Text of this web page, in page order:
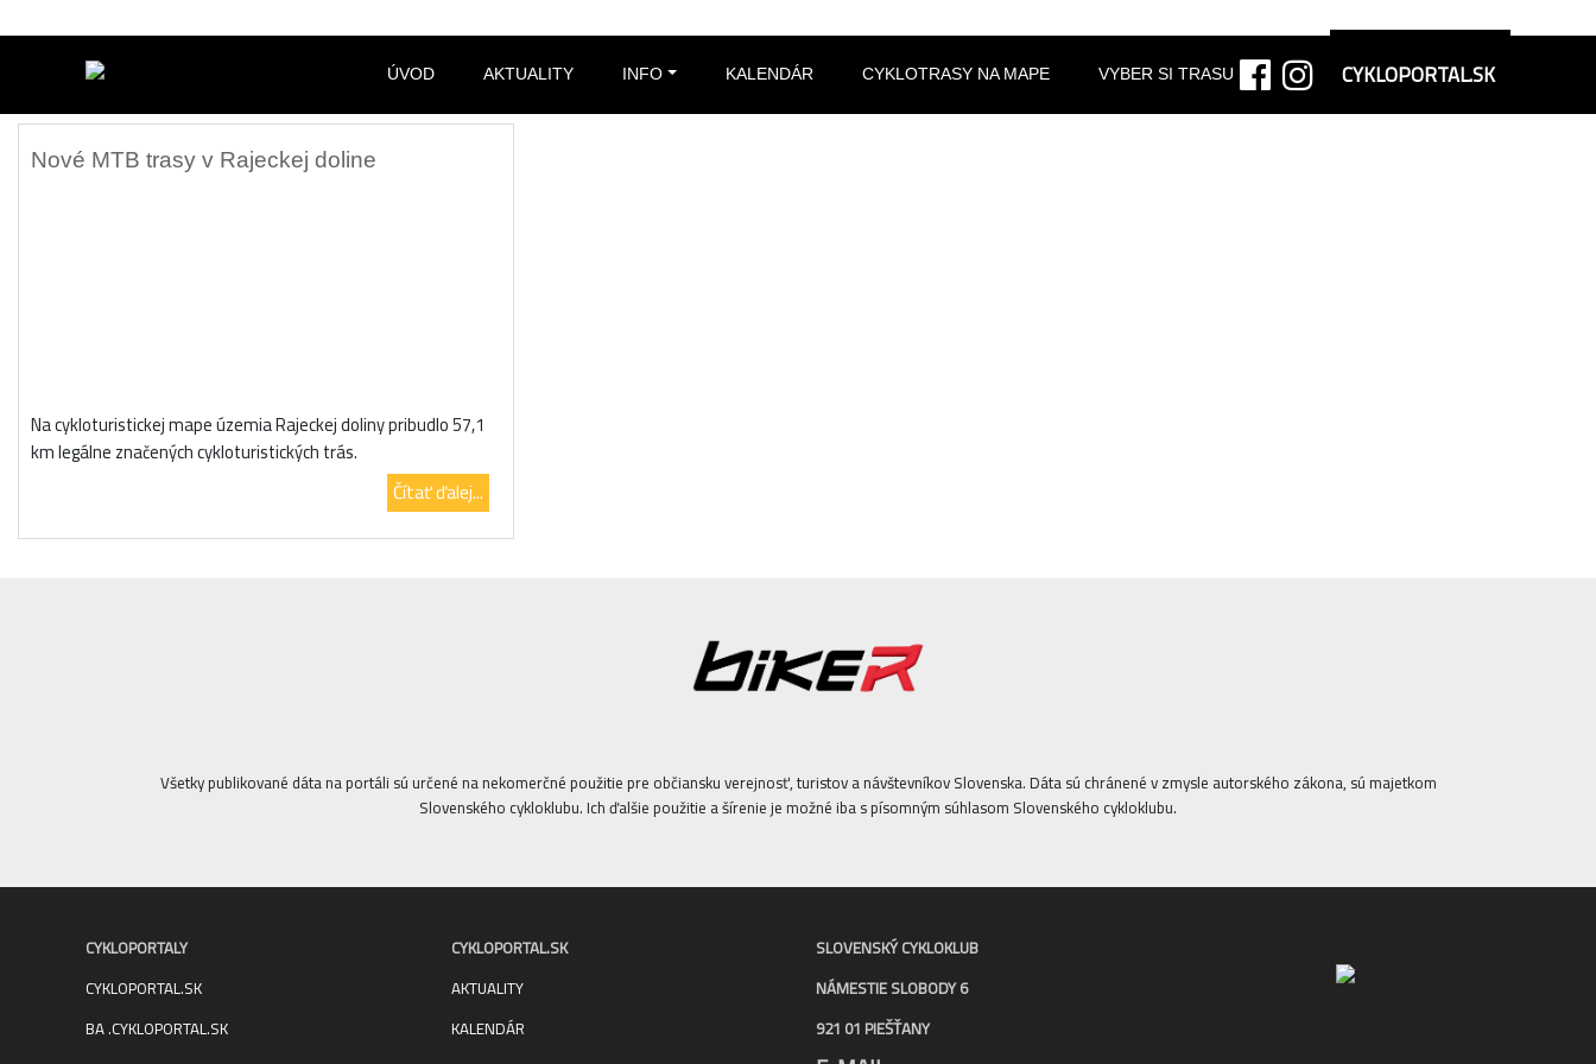
ÚVOD AKTUALITY INFO KALENDÁR CYKLOTRASY NA MAPE VYBER SI TRASU CYKLOPORTAL.SK
Značka:rajecká dolina
Nové MTB trasy v Rajeckej doline
Na cykloturistickej mape územia Rajeckej doliny pribudlo 57,1
km legálne značených cykloturistických trás.
Čítať ďalej...
Všetky publikované dáta na portáli sú určené na nekomerčné použitie pre občiansku verejnosť, turistov a návštevníkov Slovenska. Dáta sú chránené v zmysle autorského zákona, sú majetkom
Slovenského cykloklubu. Ich ďalšie použitie a šírenie je možné iba s písomným súhlasom Slovenského cykloklubu.
CYKLOPORTALY
CYKLOPORTAL.SK
BA .CYKLOPORTAL.SK
CYKLOPORTAL.SK
AKTUALITY
KALENDÁR
SLOVENSKÝ CYKLOKLUB
NÁMESTIE SLOBODY 6
921 01 PIEŠŤANY